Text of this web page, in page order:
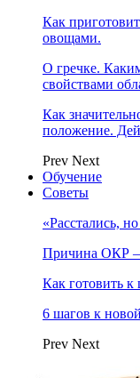
Как
овощами.
О гречке.
свойствами
Как
положение.
Prev Next
Обучение
Советы
«Расстались,
Причина ОКР —
Как готовить к
6 шагов к
Prev Next